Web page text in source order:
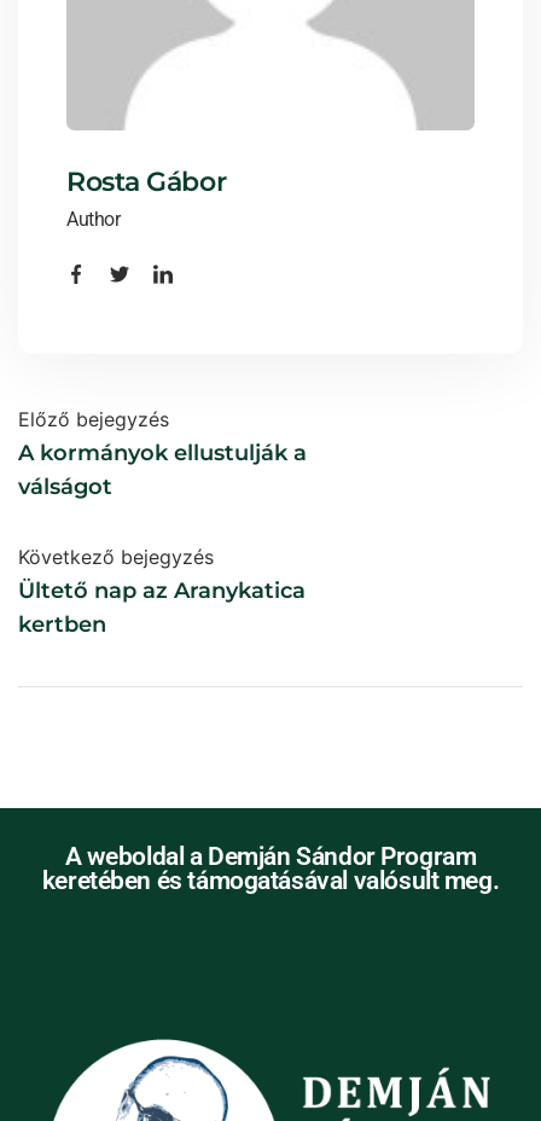
Rosta Gábor
Author
Előző bejegyzés
A kormányok ellustulják a
válságot
Következő bejegyzés
Ültető nap az Aranykatica
kertben
A weboldal a Demján Sándor Program
keretében és támogatásával valósult meg.